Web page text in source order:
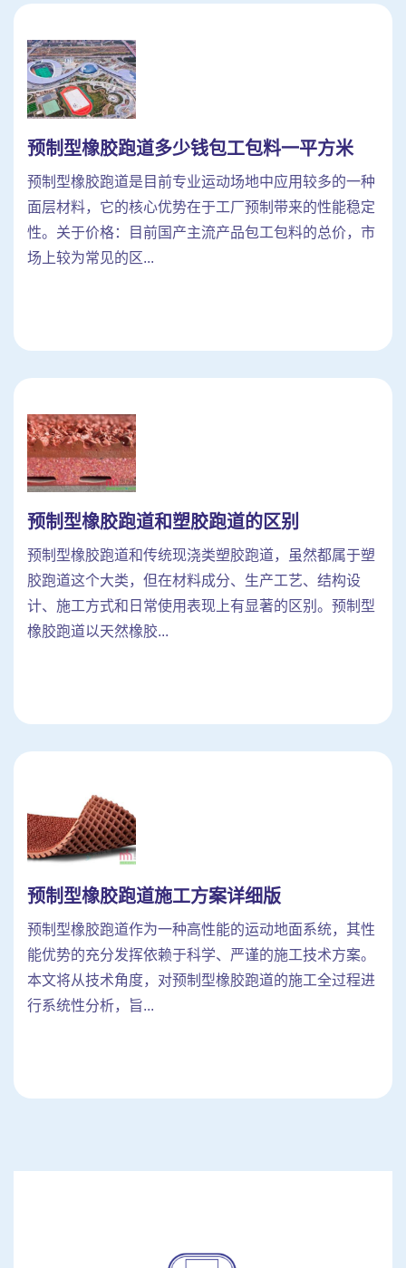
预制型橡胶跑道多少钱包工包料一平方米
预制型橡胶跑道是目前专业运动场地中应用较多的一种
面层材料，它的核心优势在于工厂预制带来的性能稳定
性。关于价格：目前国产主流产品包工包料的总价，市
场上较为常见的区...
预制型橡胶跑道和塑胶跑道的区别
预制型橡胶跑道和传统现浇类塑胶跑道，虽然都属于塑
胶跑道这个大类，但在材料成分、生产工艺、结构设
计、施工方式和日常使用表现上有显著的区别。预制型
橡胶跑道以天然橡胶...
预制型橡胶跑道施工方案详细版
预制型橡胶跑道作为一种高性能的运动地面系统，其性
能优势的充分发挥依赖于科学、严谨的施工技术方案。
本文将从技术角度，对预制型橡胶跑道的施工全过程进
行系统性分析，旨...